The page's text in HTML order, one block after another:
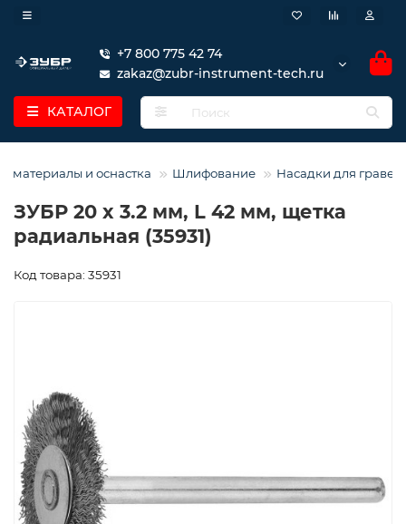
+7 800 775 42 74
zakaz@zubr-instrument-tech.ru
КАТАЛОГ
материалы и оснастка Шлифование Насадки для
ЗУБР 20 x 3.2 мм, L 42 мм, щетка
радиальная (35931)
Код товара: 35931